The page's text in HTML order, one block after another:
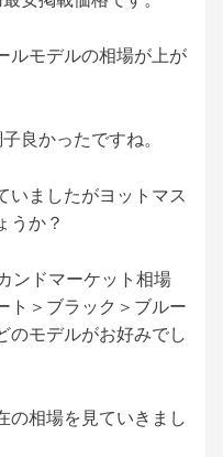
ルモデルの相場が上が
良かったですね。
いましたがヨットマス
うか？
ンドマーケット相場
ト＞ブラック＞ブルー
のモデルがお好みでし
の相場を見ていきまし